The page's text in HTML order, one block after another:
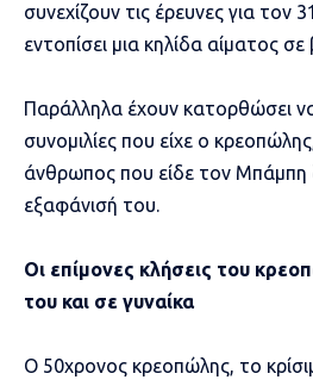
συνεχίζουν τις έρευνες για τον
εντοπίσει μια κηλίδα αίματος
Παράλληλα έχουν κατορθώσει
συνομιλίες που είχε ο
άνθρωπος που είδε τον Μπάμπη
εξαφάνισή του.
Οι επίμονες κλήσεις του
του και σε γυναίκα
Ο 50χρονος κρεοπώλης, το